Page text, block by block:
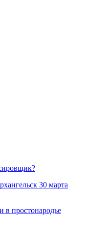
30 марта
в простонародье